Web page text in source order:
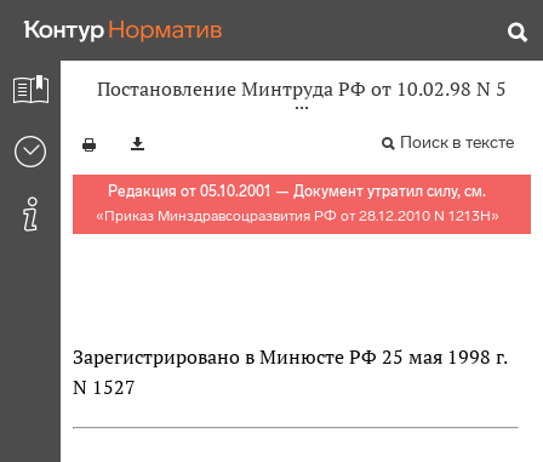
Постановление Минтруда РФ от 10.02.98 N 5
Поиск в тексте
Редакция от 05.10.2001 — Документ утратил силу, см.
«Приказ Минздравсоцразвития РФ от 28.12.2010 N 1213Н»
Зарегистрировано в Минюсте РФ 25 мая 1998 г.
N 1527